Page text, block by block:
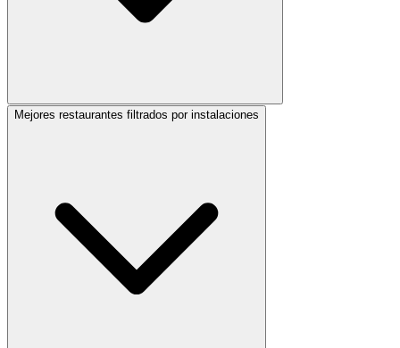
Mejores restaurantes filtrados por instalaciones